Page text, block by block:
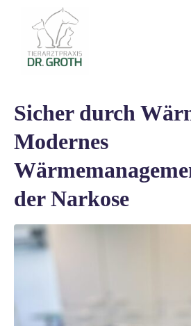
Sicher durch
Modernes
der Narkose